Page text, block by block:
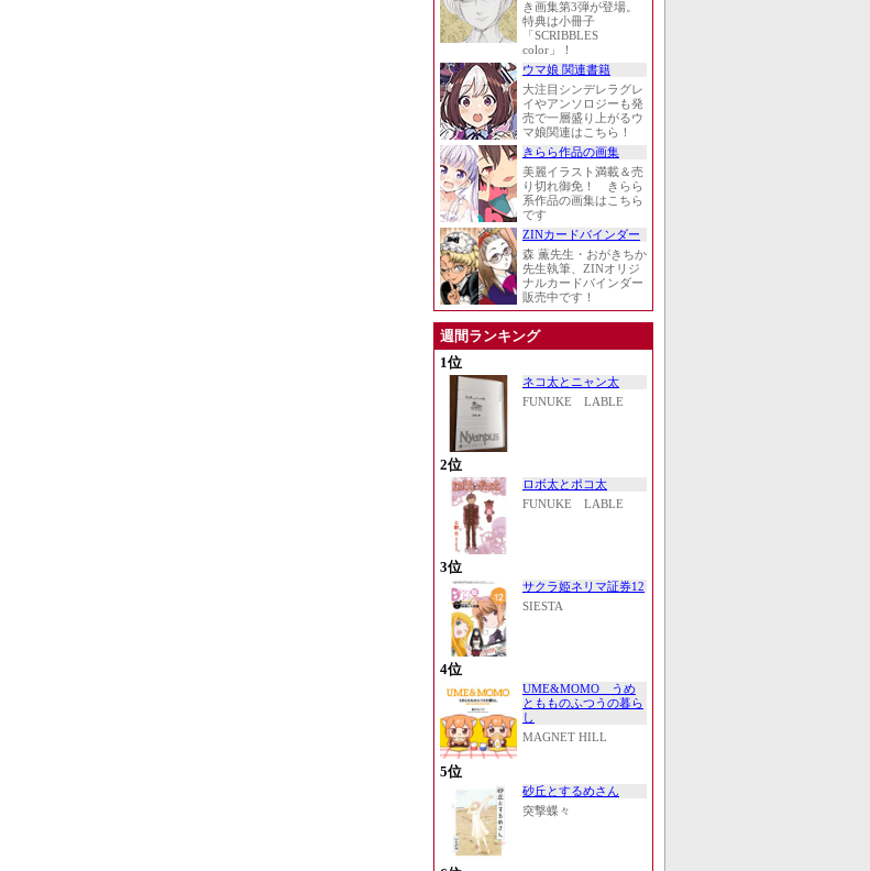
き画集第3弾が登場。
特典は小冊子
「SCRIBBLES
color」！
ウマ娘 関連書籍
大注目シンデレラグレ
イやアンソロジーも発
売で一層盛り上がるウ
マ娘関連はこちら！
きらら作品の画集
美麗イラスト満載＆売
り切れ御免！ きらら
系作品の画集はこちら
です
ZINカードバインダー
森 薫先生・おがきちか
先生執筆、ZINオリジ
ナルカードバインダー
販売中です！
週間ランキング
1位
ネコ太とニャン太
FUNUKE LABLE
2位
ロボ太とポコ太
FUNUKE LABLE
3位
サクラ姫ネリマ証券12
SIESTA
4位
UME&MOMO うめ
ともものふつうの暮ら
し
MAGNET HILL
5位
砂丘とするめさん
突撃蝶々